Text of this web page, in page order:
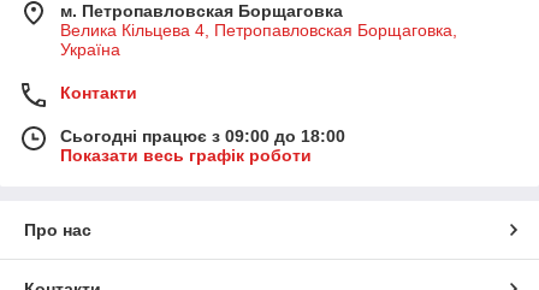
м. Петропавловская Борщаговка
Велика Кільцева 4, Петропавловская Борщаговка,
Україна
Контакти
Сьогодні працює з 09:00 до 18:00
Показати весь графік роботи
Про нас